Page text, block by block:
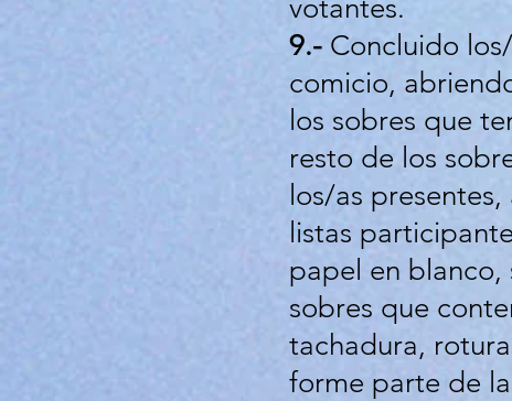
votantes.
9.- Concluido
comicio,
los sobres que
resto de los
los/as
listas
papel en blanco,
sobres que
tachadura,
forme parte de